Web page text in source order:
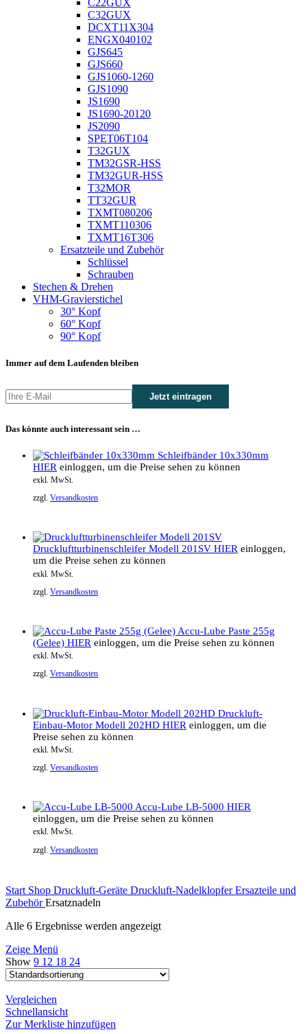
C22GUX
C32GUX
DCXT11X304
ENGX040102
GJS645
GJS660
GJS1060-1260
GJS1090
JS1690
JS1690-20120
JS2090
SPET06T104
T32GUX
TM32GSR-HSS
TM32GUR-HSS
T32MOR
TT32GUR
TXMT080206
TXMT110306
TXMT16T306
Ersatzteile und Zubehör
Schlüssel
Schrauben
Stechen & Drehen
VHM-Gravierstichel
30° Kopf
60° Kopf
90° Kopf
Immer auf dem Laufenden bleiben
Das könnte auch interessant sein …
Schleifbänder 10x330mm
HIER einloggen, um die Preise sehen zu können
exkl. MwSt.
zzgl. Versandkosten
Druckluftturbinenschleifer Modell 201SV HIER einloggen,
um die Preise sehen zu können
exkl. MwSt.
zzgl. Versandkosten
Accu-Lube Paste 255g
(Gelee) HIER einloggen, um die Preise sehen zu können
exkl. MwSt.
zzgl. Versandkosten
Druckluft-
Einbau-Motor Modell 202HD HIER einloggen, um die
Preise sehen zu können
exkl. MwSt.
zzgl. Versandkosten
Accu-Lube LB-5000 HIER
einloggen, um die Preise sehen zu können
exkl. MwSt.
zzgl. Versandkosten
Start Shop Druckluft-Geräte Druckluft-NadelklopferErsazteile und
ZubehörErsatznadeln
Alle 6 Ergebnisse werden angezeigt
Zeige Menü
Show 9 12 18 24
Vergleichen
Schnellansicht
Zur Merkliste hinzufügen